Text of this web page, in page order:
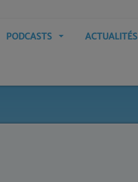
PODCASTS ACTUALITÉS